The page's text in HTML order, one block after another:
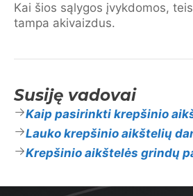
Kai šios sąlygos įvykdomos,
tampa akivaizdus.
Susiję vadovai
Kaip pasirinkti krepšinio
Lauko krepšinio aikštelių
Krepšinio aikštelės grindų